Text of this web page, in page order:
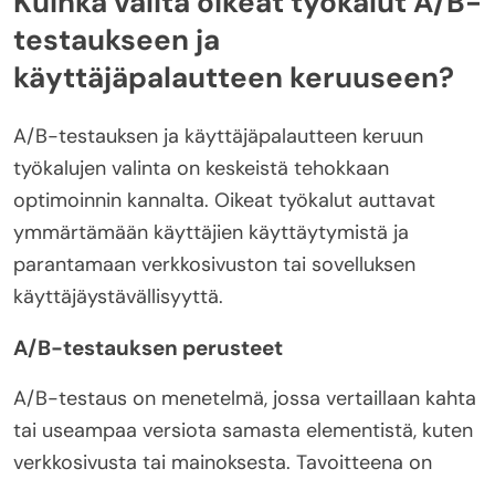
testaukseen ja
käyttäjäpalautteen keruuseen?
A/B-testauksen ja käyttäjäpalautteen keruun
työkalujen valinta on keskeistä tehokkaan
optimoinnin kannalta. Oikeat työkalut auttavat
ymmärtämään käyttäjien käyttäytymistä ja
parantamaan verkkosivuston tai sovelluksen
käyttäjäystävällisyyttä.
A/B-testauksen perusteet
A/B-testaus on menetelmä, jossa vertaillaan kahta
tai useampaa versiota samasta elementistä, kuten
verkkosivusta tai mainoksesta. Tavoitteena on